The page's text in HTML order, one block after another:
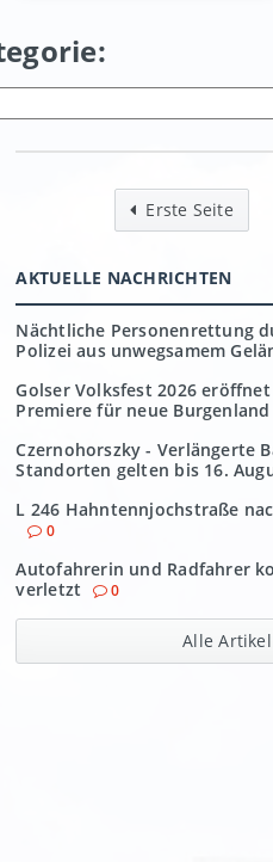
Erste Seite
AKTUELLE NACHRICHTEN
Nächtliche Personenrettung
Polizei aus unwegsamem
Golser Volksfest 2026
Premiere für neue Burgenland
Czernohorszky - Verlängerte
Standorten gelten bis 16.
L 246 Hahntennjochstraße
0
Autofahrerin und Radfahrer
verletzt
0
Alle